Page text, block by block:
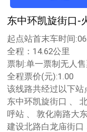
东中环凯旋街口-
起点站首末车时间
全程：14.62公里
票制:单一票制无人
全程票价(元):1.00
该线路共经过以下站
东中环凯旋街口 、 北河湾路南口 、 迎春街 、 861路招
呼站 、 敦化南路大东关街口 、 大东门街敦化南路口 、
建设北路白龙庙街口 、 火车站(站前地下通道) 、 建设南